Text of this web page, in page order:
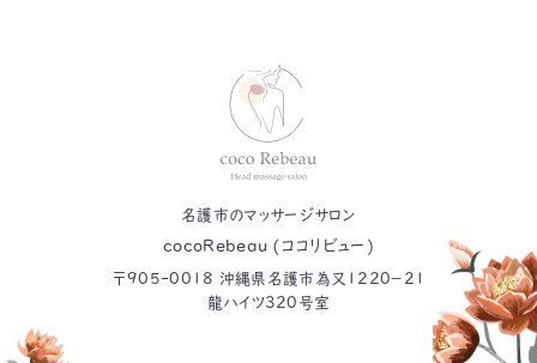
今すぐLINEで相談！
名護市のマッサージサロン
cocoRebeau (ココリビュー)
〒905-0018 沖縄県名護市為又1220−21
龍ハイツ320号室